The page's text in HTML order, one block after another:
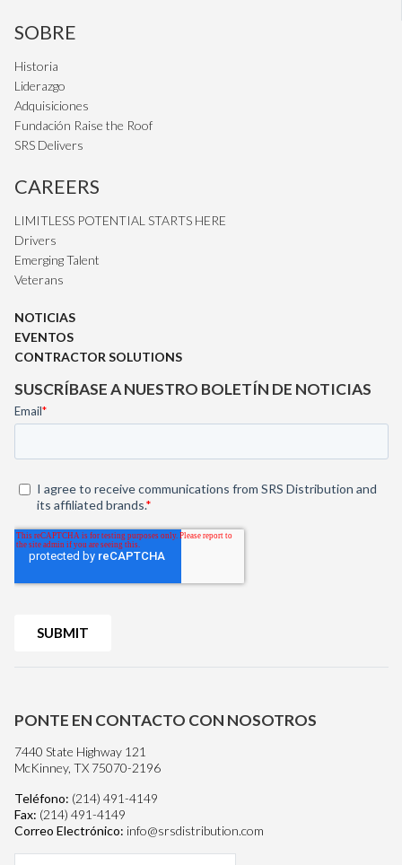
SOBRE
Historia
Liderazgo
Adquisiciones
Fundación Raise the Roof
SRS Delivers
CAREERS
LIMITLESS POTENTIAL STARTS HERE
Drivers
Emerging Talent
Veterans
NOTICIAS
EVENTOS
CONTRACTOR SOLUTIONS
SUSCRÍBASE A NUESTRO BOLETÍN DE NOTICIAS
PONTE EN CONTACTO CON NOSOTROS
7440 State Highway 121
McKinney, TX 75070-2196
Teléfono: (214) 491-4149
Fax: (214) 491-4149
Correo Electrónico: info@srsdistribution.com